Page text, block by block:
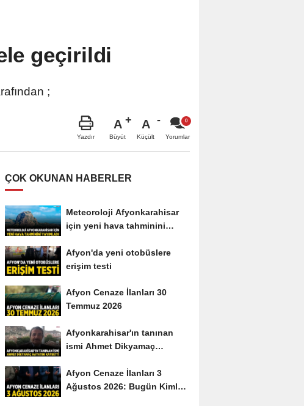
geçirildi
;
Yazdır
A
Büyüt
A
Küçült Yorumlar
ÇOK OKUNAN HABERLER
Meteoroloji Afyonkarahisar
için yeni hava tahminini
Afyon'da yeni otobüslere
erişim testi
Afyon Cenaze İlanları 30
Temmuz 2026
Afyonkarahisar'ın tanınan
ismi Ahmet Dikyamaç
Afyon Cenaze İlanları 3
Ağustos 2026: Bugün Kimler